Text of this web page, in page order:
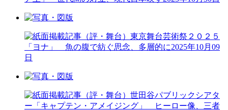
（評・舞台）東京舞台芸術祭２０２５
「ヨナ」 魚の腹で紡ぐ思念、多層的に2025年10月09
日
（評・舞台）世田谷パブリックシアタ
ー「キャプテン・アメイジング」 ヒーロー像、三者